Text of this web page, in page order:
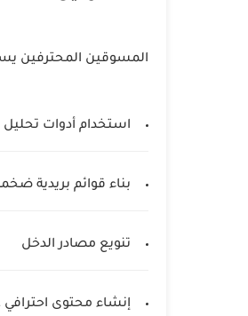
المسوقين المحترفين
استخدام أدوات
بناء قوائم بريدية
تنويع مصادر الدخل
إنشاء محتوى احترافي